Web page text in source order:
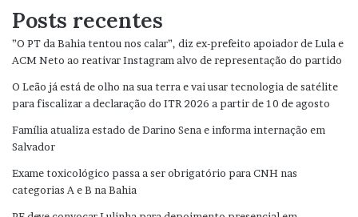
Posts recentes
”O PT da Bahia tentou nos calar”, diz ex-prefeito apoiador de Lula e
ACM Neto ao reativar Instagram alvo de representação do partido
O Leão já está de olho na sua terra e vai usar tecnologia de satélite
para fiscalizar a declaração do ITR 2026 a partir de 10 de agosto
Família atualiza estado de Darino Sena e informa internação em
Salvador
Exame toxicológico passa a ser obrigatório para CNH nas
categorias A e B na Bahia